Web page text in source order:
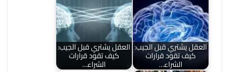
العقل يشتري قبل الجيب:
كيف تقود قرارات
الشراء…
العقل يشتري قبل الجيب:
كيف تقود قرارات
الشراء…